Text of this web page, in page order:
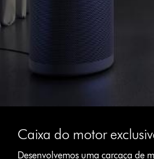
Caixa do motor
Desenvolvemos uma carcaça de